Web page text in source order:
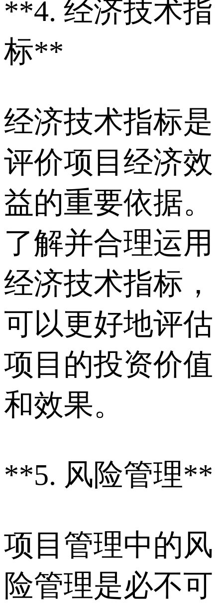
**4. 经济技术指
标**
经济技术指标是
评价项目经济效
益的重要依据。
了解并合理运用
经济技术指标，
可以更好地评估
项目的投资价值
和效果。
**5. 风险管理**
项目管理中的风
险管理是必不可